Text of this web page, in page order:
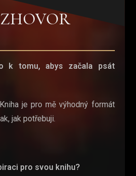
k tomu, abys začala psát
je pro mě výhodný formát
jak potřebuji.
pro svou knihu­?